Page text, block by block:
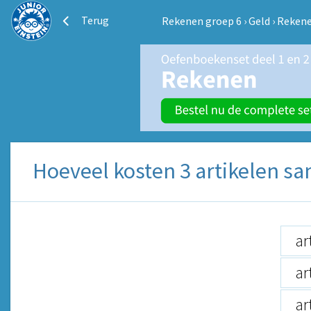
Terug Rekenen groep 6 ›Geld ›
Hoeveel kosten 3 artikelen